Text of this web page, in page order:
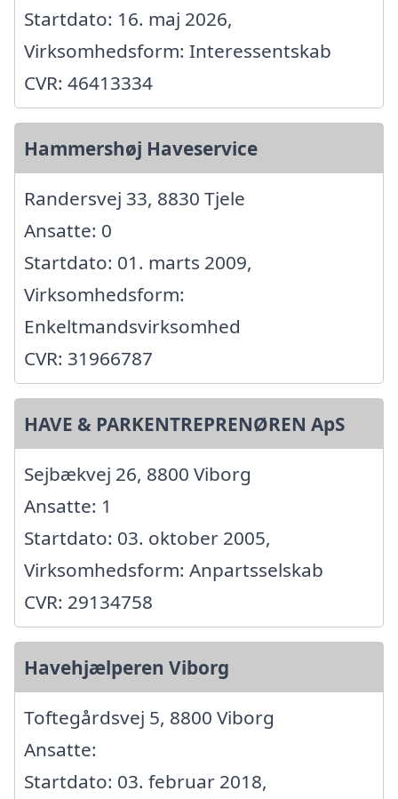
Startdato: 16. maj 2026,
Virksomhedsform: Interessentskab
CVR: 46413334
Hammershøj Haveservice
Randersvej 33, 8830 Tjele
Ansatte: 0
Startdato: 01. marts 2009,
Virksomhedsform:
Enkeltmandsvirksomhed
CVR: 31966787
HAVE & PARKENTREPRENØREN ApS
Sejbækvej 26, 8800 Viborg
Ansatte: 1
Startdato: 03. oktober 2005,
Virksomhedsform: Anpartsselskab
CVR: 29134758
Havehjælperen Viborg
Toftegårdsvej 5, 8800 Viborg
Ansatte:
Startdato: 03. februar 2018,